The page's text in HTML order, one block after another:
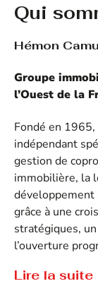
Qui
Hémon
Groupe
l’Ouest de la
Fondé en
indépendant
gestion de
immobilière, la
développement
grâce à une
stratégiques,
l’ouverture
Lire la suite